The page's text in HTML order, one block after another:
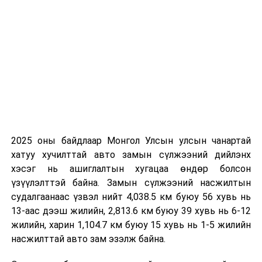
орохгүй. Салхи баруун хойноос секундэд 6-
11 метр. Өдөртөө 13-15 хэм хүйтэн байна.
2023 оны 03 дугаар сарын 23-наас 03 дугаар сарын
27-ныг
хүртэлх цаг агаарын урьдчилсан төлөв
23-нд Халх голын сав газраар ялимгүй цас орно.
2025 оны байдлаар Монгол Улсын улсын чанартай
хатуу хучилттай авто замын сүлжээний дийлэнх
хэсэг нь ашиглалтын хугацаа өндөр болсон
үзүүлэлттэй байна. Замын сүлжээний насжилтын
судалгаанаас үзвэл нийт 4,038.5 км буюу 56 хувь нь
13-аас дээш жилийн, 2,813.6 км буюу 39 хувь нь 6-12
жилийн, харин 1,104.7 км буюу 15 хувь нь 1-5 жилийн
насжилттай авто зам эзэлж байна.